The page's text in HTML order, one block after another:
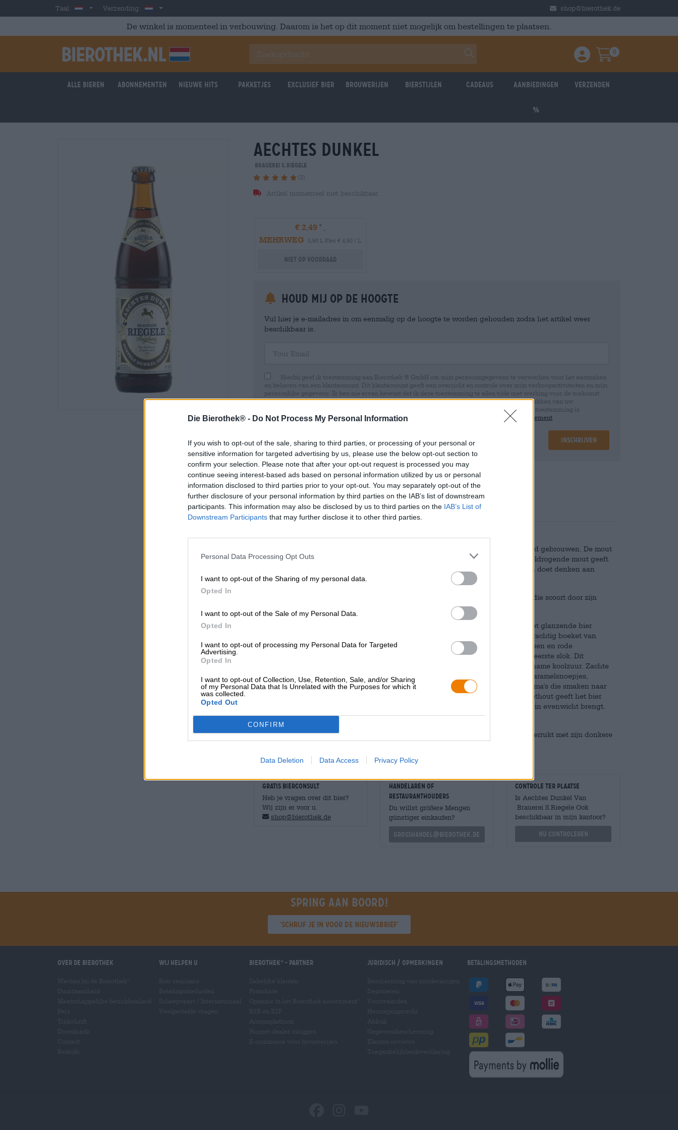
Die Bierothek® - Do Not Process My Personal Information
If you wish to opt-out of the sale, sharing to third parties, or processing of your personal or
sensitive information for targeted advertising by us, please use the below opt-out section to
confirm your selection. Please note that after your opt-out request is processed you may
continue seeing interest-based ads based on personal information utilized by us or personal
information disclosed to third parties prior to your opt-out. You may separately opt-out of the
further disclosure of your personal information by third parties on the IAB’s list of downstream
participants. This information may also be disclosed by us to third parties on the IAB’s List of
Downstream Participants that may further disclose it to other third parties.
Personal Data Processing Opt Outs
I want to opt-out of the Sharing of my personal data.
Opted In
I want to opt-out of the Sale of my Personal Data.
Opted In
I want to opt-out of processing my Personal Data for Targeted
Advertising.
Opted In
I want to opt-out of Collection, Use, Retention, Sale, and/or Sharing
of my Personal Data that Is Unrelated with the Purposes for which it
was collected.
Opted Out
CONFIRM
Data Deletion Data Access Privacy Policy
Skip to main content
Taal: DutchVerzending: Nederland shop@bierothek.de
De winkel is momenteel in verbouwing. Daarom is het op dit moment niet mogelijk om bestellingen te plaatsen.
Einloggen / Anmelden
Warenkorb
0
Alle bieren Abonnementen Nieuwe hits Pakketjes Exclusief Bier Brouwerijen Bierstijlen Cadeaus Aanbiedingen
%
Verzenden
aechtes dunkel
Brauerei S.Riegele
(2)
Artikel momenteel niet beschikbaar
€ 2,49
MEHRWEG
0,50 L Fles € 4,50 / L
Niet op voorraad
Houd mij op de hoogte
Vul hier je e-mailadres in om eenmalig op de hoogte te worden gehouden zodra het artikel weer
beschikbaar is.
Hierbij geef ik toestemming aan Bierothek ® GmbH om mijn persoonsgegevens te verwerken voor het aanmaken
en beheren van een klantaccount. Dit klantaccount geeft een overzicht en controle over mijn verkoopactiviteiten en mijn
persoonlijke gegevens. Ik ben me ervan bewust dat ik deze toestemming te allen tijde met werking voor de toekomst
kan intrekken door een e-mail te sturen naar shop@bierothek.de. Wij informeren u dat het intrekken van uw
toestemming geen invloed heeft op de rechtmatigheid van de verwerking die op basis van uw toestemming is
uitgevoerd tot het moment van intrekking. Meer informatie vindt u in onze
data protection statement
Inschrijven
* Prijzen zijn inclusief wettelijke BTW. PlusScheepvaart plusDeponeren
* Prijzen zijn inclusief accijns
Omschrijving Info Beoordelingen (2)
Vroeger was het gebruikelijk om de gerst twee keer te roosteren voordat het werd gebrouwen. De mout
kreeg meer aroma door dubbel fermenteren. Donkere en zeer aromatische dubbeldrogende mout geeft
een onvergelijkbare gebrande smaak aan het bier, dat met sterke, eerlijke bieren doet denken aan
vervlogen tijden.
Brouwerij Riegele volgt deze oude traditie en brouwt een donkerbierspecialiteit die scoort door zijn
Echt donker van Riegele vloeit in een koperrode mahonietint het glas binnen. Het glanzende bier
wordt omhuld door een hazelnootbruine kroon van romig schuim en heeft een prachtig boeket van
donkere aroma's. Sterke gebrande mout, licht gebrande karamel, gedroogde bessen en rode
vruchtenjam prikkelen de reukzenuwen en zorgen ervoor dat je zin krijgt in een eerste slok. Dit
presenteert een volumineuze body met een fluweelzacht mondgevoel en aangename koolzuur. Zachte
mout streelt het gehemelte en verwent de smaakpapillen met tonen van romig karamelsnoepjes,
zelfgemaakte wilde bessenjam, gedroogde pruimen en heerlijke geroosterde aroma's die smaken naar
koffiebonen, donkere granen en vers geroosterd brood. Een zachte toets van zoethout geeft het bier
extra pit, terwijl de milde bitterheid voor structuur zorgt en de zoetheid prachtig in evenwicht brengt.
Het biergenot eindigt in een lichtzoete, aangenaam droge afdronk.
De Aecht Dunkel van Riegele is een nieuw geïnterpreteerde klassieker die ons verrukt met zijn donkere
GRATIS BIERCONSULT
Heb je vragen over dit bier?
Wij zijn er voor u.
shop@bierothek.de
handelaren of
restauranthouders
Du willst größere Mengen
günstiger einkaufen?
grosshandel@bierothek.de
Controle ter plaatse
Is Aechtes Dunkel Van
Brauerei S.Riegele Ook
beschikbaar in mijn kantoor?
Nu controleren
Spring aan boord!
'Schrijf je in voor de nieuwsbrief'
Over de Bierothek Wij helpen u Bierothek - Partner Juridisch / Opmerkingen Betalingsmethoden